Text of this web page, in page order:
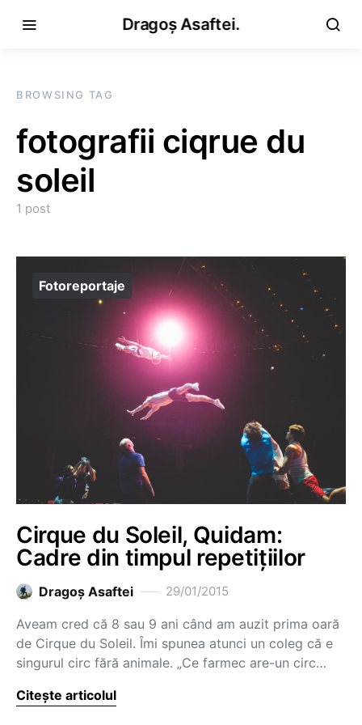
Dragoș Asaftei.
BROWSING TAG
fotografii ciqrue du
soleil
1 post
Fotoreportaje
Cirque du Soleil, Quidam:
Cadre din timpul repetițiilor
Dragoş Asaftei 29/01/2015
Aveam cred că 8 sau 9 ani când am auzit prima oară
de Cirque du Soleil. Îmi spunea atunci un coleg că e
singurul circ fără animale. „Ce farmec are-un circ…
Citește articolul